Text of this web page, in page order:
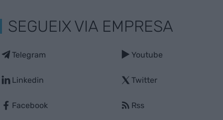
SEGUEIX VIA EMPRESA
Telegram
Linkedin
Facebook
Youtube
Twitter
Rss